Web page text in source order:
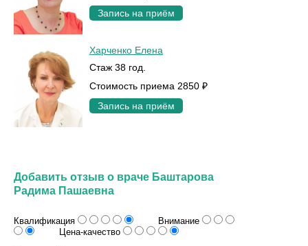
Запись на приём
Харченко Елена
Стаж 38 год.
Стоимость приема 2850 ₽
Запись на приём
Добавить отзыв о враче Баштарова
Радима Пашаевна
Квалификация
Внимание
Цена-качество